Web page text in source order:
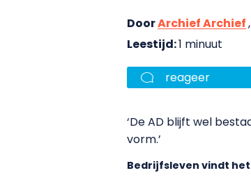
DoorArchief Archief
Leestijd:1 minuut
reageer
‘De AD blijft wel
vorm.’
Bedrijfsleven vindt